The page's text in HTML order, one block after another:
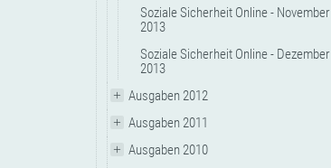
Soziale Sicherheit Online - November
2013
Soziale Sicherheit Online - Dezember
2013
Ausgaben 2012
Ausgaben 2011
Ausgaben 2010